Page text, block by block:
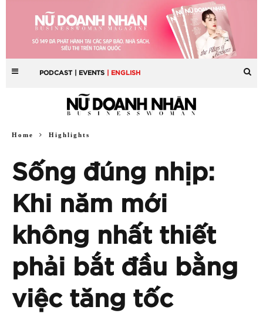
PODCAST | EVENTS | ENGLISH
Home Highlights
Sống đúng nhịp:
Khi năm mới
không nhất thiết
phải bắt đầu bằng
việc tăng tốc